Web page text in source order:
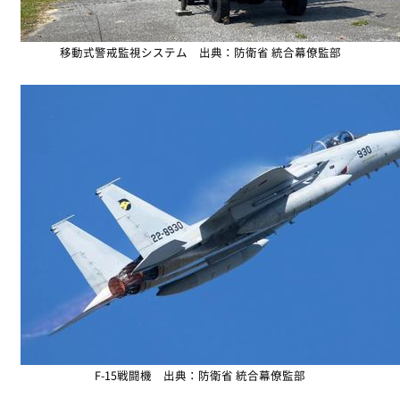
移動式警戒監視システム 出典：防衛省 統合幕僚監部
F-15戦闘機 出典：防衛省 統合幕僚監部